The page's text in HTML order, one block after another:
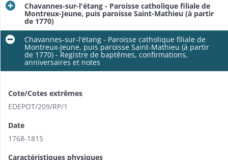
Chavannes-sur-l'étang - Paroisse catholique filiale de
Montreux-Jeune, puis paroisse Saint-Mathieu (à partir
de 1770)
Chavannes-sur-l'étang - Paroisse catholique filiale de
Montreux-Jeune, puis paroisse Saint-Mathieu (à partir
de 1770) - Registre de baptêmes, confirmations,
anniversaires et notes
Cote/Cotes extrêmes
EDEPOT/209/RP/1
Date
1768-1815
Caractéristiques physiques